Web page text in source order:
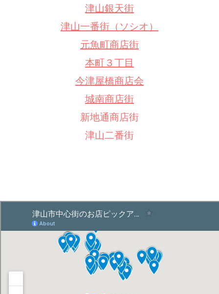
津山銀天街
津山一番街（ソシオ）
元魚町商店街
本町３丁目
今津屋橋商店会
城南商店街
新地通商店街
津山二番街